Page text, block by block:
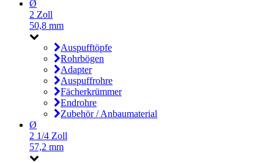
Ø
2 Zoll
50,8 mm
Auspufftöpfe
Rohrbögen
Adapter
Auspuffrohre
Fächerkrümmer
Endrohre
Zubehör / Anbaumaterial
Ø
2 1/4 Zoll
57,2 mm